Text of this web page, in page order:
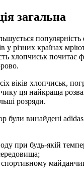
загальна
популярність
різних країнах
хлопчиськ почитає
віків хлопчиськ,
ця найкраща
розряди.
були винайдені
при будь-якій